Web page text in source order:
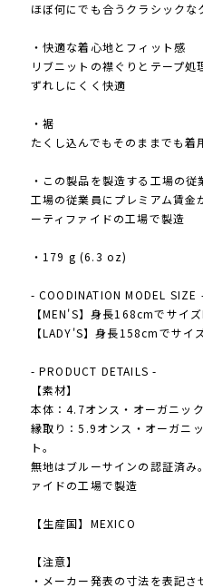
ほぼ何にでも合うクラシックな
・快適な着心地とフィット感
リブニットの襟ぐりとテープ
ずれしにくく快適
・裾
たくし込んでもそのままでも着
・この製品を製造する工場の従
工場の従業員にプレミアム賃金
ーティファイドの工場で製造
・179 g (6.3 oz)
- COODINATION MODEL SIZE
【MEN'S】身長168cmでサイ
【LADY'S】身長158cmでサイ
- PRODUCT DETAILS -
【素材】
本体：4.7オンス・オーガニッ
縁取り：5.9オンス・オーガニ
ト。
無地はブルーサインの認証済み
ァイドの工場で製造
【生産国】MEXICO
【注意】
・メーカー発表の寸法を表記さ